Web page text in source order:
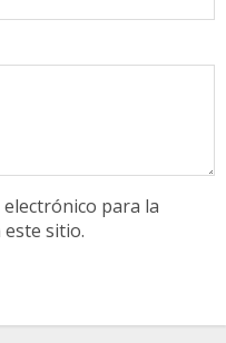
para la
sitio.